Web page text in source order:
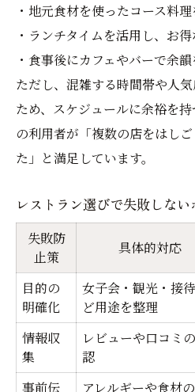
・地元食材を使ったコース料
・ランチタイムを活用し、お
・食事後にカフェやバーで余
ただし、混雑する時間帯や人
ため、スケジュールに余裕を
の利用者が「複数の店をはし
た」と満足しています。
レストラン選びで失敗しない
失敗防
止策
具体的対応
目的の
明確化
女子会・観光・接
ど用途を整理
情報収
集
レビューや口コミ
認
事前伝
アレルギーや食材